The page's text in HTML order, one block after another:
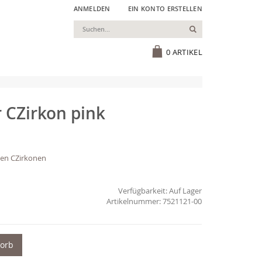
ANMELDEN EIN KONTO ERSTELLEN
0 ARTIKEL
Suchen
pink
CZirkonen
Verfügbarkeit:Auf Lager
7521121-00